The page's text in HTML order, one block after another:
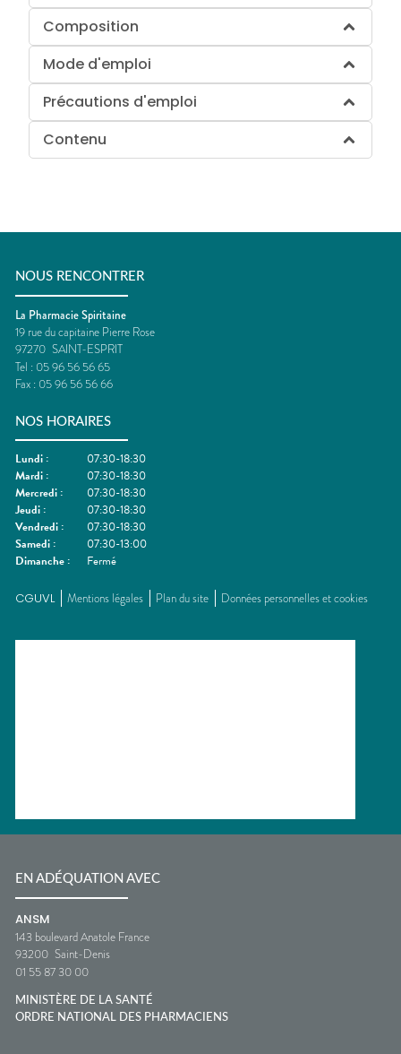
Composition
Mode d'emploi
Précautions d'emploi
Contenu
NOUS RENCONTRER
La Pharmacie Spiritaine
19 rue du capitaine Pierre Rose
97270 SAINT-ESPRIT
Tel : 05 96 56 56 65
Fax : 05 96 56 56 66
NOS HORAIRES
Lundi :
07:30-18:30
Mardi :
07:30-18:30
Mercredi :
07:30-18:30
Jeudi :
07:30-18:30
Vendredi :
07:30-18:30
Samedi :
07:30-13:00
Dimanche : Fermé
CGUVL Mentions légales Plan du site Données personnelles et cookies
EN ADÉQUATION AVEC
ANSM
143 boulevard Anatole France
93200 Saint-Denis
01 55 87 30 00
MINISTÈRE DE LA SANTÉ
ORDRE NATIONAL DES PHARMACIENS